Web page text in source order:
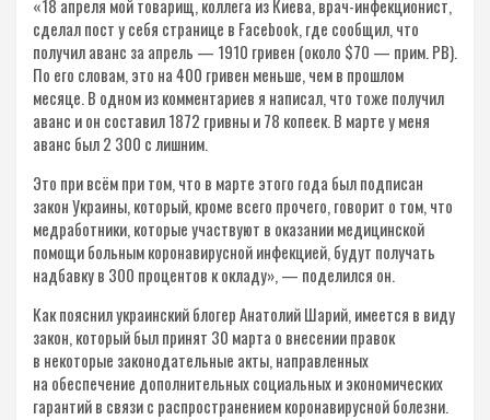
«18 апреля мой товарищ, коллега из Киева, врач-инфекционист,
сделал пост у себя странице в Facebook, где сообщил, что
получил аванс за апрель — 1910 гривен (около $70 — прим. РВ).
По его словам, это на 400 гривен меньше, чем в прошлом
месяце. В одном из комментариев я написал, что тоже получил
аванс и он составил 1872 гривны и 78 копеек. В марте у меня
аванс был 2 300 с лишним.
Это при всём при том, что в марте этого года был подписан
закон Украины, который, кроме всего прочего, говорит о том, что
медработники, которые участвуют в оказании медицинской
помощи больным коронавирусной инфекцией, будут получать
надбавку в 300 процентов к окладу», — поделился он.
Как пояснил украинский блогер Анатолий Шарий, имеется в виду
закон, который был принят 30 марта о внесении правок
в некоторые законодательные акты, направленных
на обеспечение дополнительных социальных и экономических
гарантий в связи с распространением коронавирусной болезни.